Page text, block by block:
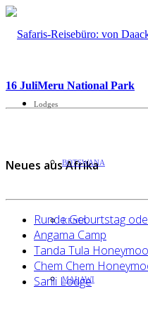
Lodges
BOTSWANA
KENIA
MALAWI
16 JuliMeru National Park
Neues aus Afrika
Runde Geburtstag
Angama Camp
Tanda Tula
Chem Chem
Sarili Lodge